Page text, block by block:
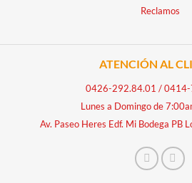
Reclamos
ATENCIÓN AL
0426-292.84.01 /0414-
Lunes a Domingo de
Av. Paseo Heres Edf. Mi Bodega PB